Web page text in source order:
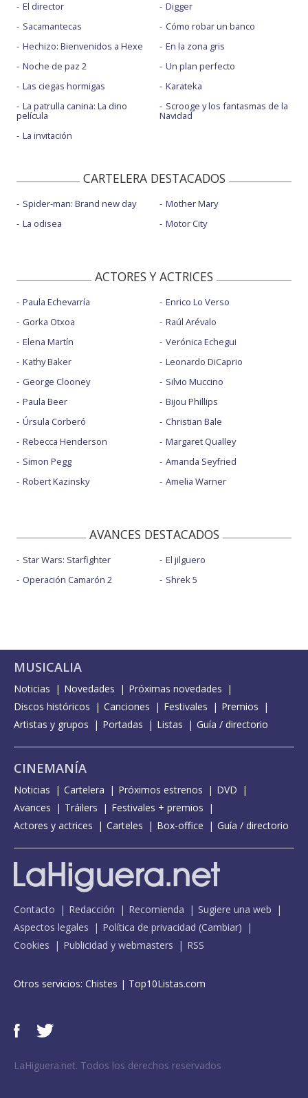
El director
Sacamantecas
Hechizo: Bienvenidos a Hexe
Noche de paz 2
Las ciegas hormigas
La patrulla canina: La dino
película
La invitación
Digger
Cómo robar un banco
En la zona gris
Un plan perfecto
Karateka
Scrooge y los fantasmas de la
Navidad
CARTELERA DESTACADOS
Spider-man: Brand new day
La odisea
Mother Mary
Motor City
ACTORES Y ACTRICES
Paula Echevarría
Gorka Otxoa
Elena Martín
Kathy Baker
George Clooney
Paula Beer
Úrsula Corberó
Rebecca Henderson
Simon Pegg
Robert Kazinsky
Enrico Lo Verso
Raúl Arévalo
Verónica Echegui
Leonardo DiCaprio
Silvio Muccino
Bijou Phillips
Christian Bale
Margaret Qualley
Amanda Seyfried
Amelia Warner
AVANCES DESTACADOS
Star Wars: Starfighter
Operación Camarón 2
El jilguero
Shrek 5
MUSICALIA
Noticias Novedades
Próximas novedades
Discos históricos
Canciones Festivales
Premios
Artistas y grupos
Portadas Listas Guía / directorio
CINEMANÍA
Noticias Cartelera Próximos estrenos
DVD
Avances
Tráilers
Festivales + premios
Actores y actrices
Carteles Box-office Guía / directorio
Contacto Redacción Recomienda
Sugiere una web
Aspectos legales
Política de privacidad (Cambiar)
Cookies
Publicidad y webmasters RSS
Otros servicios: Chistes | Top10Listas.com
LaHiguera.net. Todos los derechos reservados